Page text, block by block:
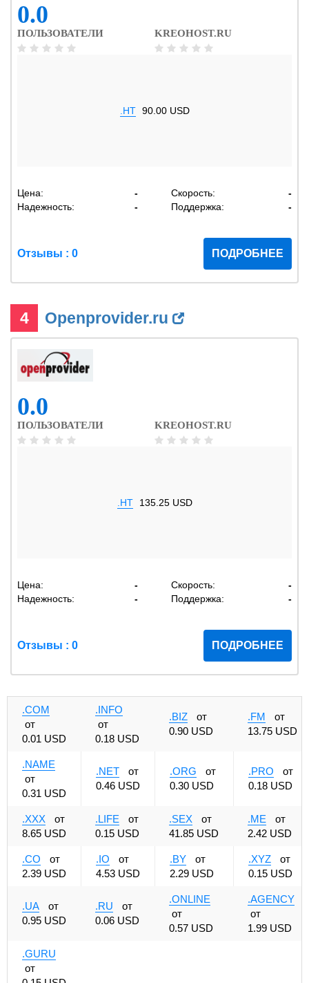
0.0
ПОЛЬЗОВАТЕЛИ KREOHOST.RU
.HT 90.00 USD
Цена: - Скорость:
-
Надежность:
- Поддержка: -
Отзывы : 0 ПОДРОБНЕЕ
4 Openprovider.ru
0.0
ПОЛЬЗОВАТЕЛИ KREOHOST.RU
.HT 135.25 USD
Цена: - Скорость:
-
Надежность:
- Поддержка: -
Отзывы : 0 ПОДРОБНЕЕ
.COM
от
0.01 USD
.INFO
от
0.18 USD
.BIZ
от
0.90 USD
.FM
от
13.75 USD
.NAME
от
0.31 USD
.NET
от
0.46 USD
.ORG
от
0.30 USD
.PRO
от
0.18 USD
.XXX
от
8.65 USD
.LIFE
от
0.15 USD
.SEX
от
41.85 USD
.ME
от
2.42 USD
.CO
от
2.39 USD
.IO
от
4.53 USD
.BY
от
2.29 USD
.XYZ
от
0.15 USD
.UA
от
0.95 USD
.RU
от
0.06 USD
.ONLINE
от
0.57 USD
.AGENCY
от
1.99 USD
.GURU
от